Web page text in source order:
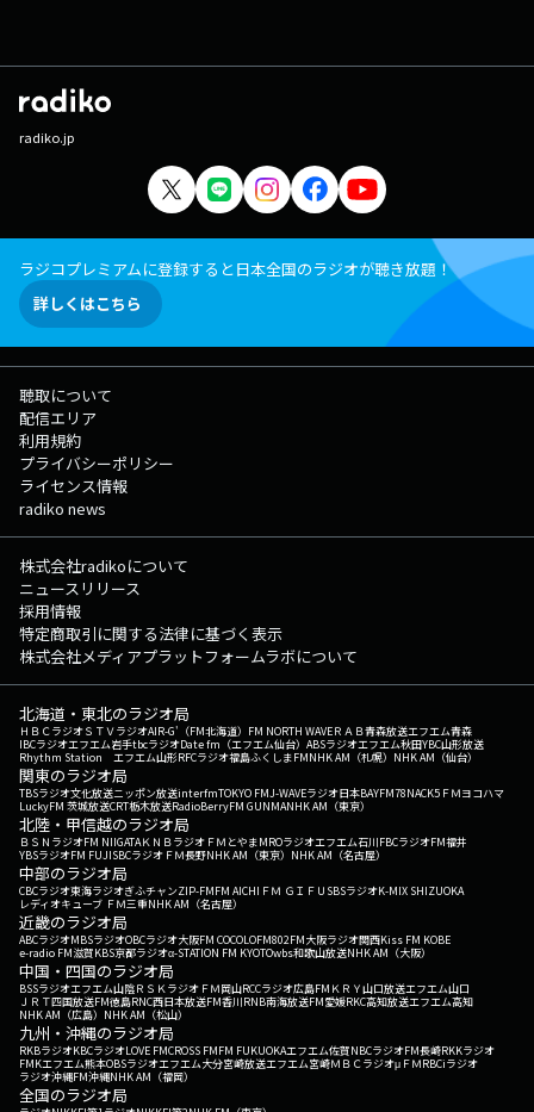
radiko.jp
ラジコプレミアムに登録すると日本全国のラジオが聴き放題！
詳しくはこちら
聴取について
配信エリア
利用規約
プライバシーポリシー
ライセンス情報
radiko news
株式会社radikoについて
ニュースリリース
採用情報
特定商取引に関する法律に基づく表示
株式会社メディアプラットフォームラボについて
北海道・東北のラジオ局
ＨＢＣラジオＳＴＶラジオAIR-G'（FM北海道） FM NORTH WAVEＲＡＢ青森放送エフエム青森
IBCラジオエフエム岩手tbcラジオDate fm（エフエム仙台） ABSラジオエフエム秋田YBC山形放送
Rhythm Station エフエム山形RFCラジオ福島ふくしまFMNHK AM（札幌） NHK AM（仙台）
関東のラジオ局
TBSラジオ文化放送ニッポン放送interfmTOKYO FMJ-WAVEラジオ日本BAYFM78NACK5 ＦＭヨコハマ
LuckyFM 茨城放送CRT栃木放送RadioBerryFM GUNMANHK AM（東京）
北陸・甲信越のラジオ局
ＢＳＮラジオFM NIIGATAＫＮＢラジオ ＦＭとやまMROラジオエフエム石川FBCラジオFM福井
YBSラジオFM FUJISBCラジオ ＦＭ長野NHK AM（東京） NHK AM（名古屋）
中部のラジオ局
CBCラジオ東海ラジオぎふチャンZIP-FMFM AICHI ＦＭ ＧＩＦＵ SBSラジオK-MIX SHIZUOKA
レディオキューブ ＦＭ三重NHK AM（名古屋）
近畿のラジオ局
ABCラジオMBSラジオOBCラジオ大阪FM COCOLOFM802FM大阪ラジオ関西Kiss FM KOBE
e-radio FM滋賀KBS京都ラジオα-STATION FM KYOTOwbs和歌山放送NHK AM（大阪）
中国・四国のラジオ局
BSSラジオエフエム山陰ＲＳＫラジオ ＦＭ岡山RCCラジオ広島FM ＫＲＹ山口放送エフエム山口
ＪＲＴ四国放送FM徳島RNC西日本放送FM香川RNB南海放送FM愛媛RKC高知放送エフエム高知
NHK AM（広島） NHK AM（松山）
九州・沖縄のラジオ局
RKBラジオKBCラジオLOVE FMCROSS FMFM FUKUOKAエフエム佐賀NBCラジオFM長崎RKKラジオ
FMKエフエム熊本OBSラジオエフエム大分宮崎放送エフエム宮崎ＭＢＣラジオμＦＭRBCiラジオ
ラジオ沖縄FM沖縄NHK AM（福岡）
全国のラジオ局